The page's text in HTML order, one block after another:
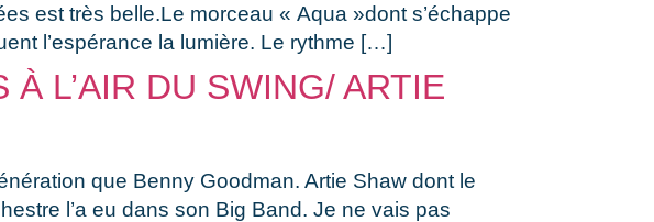
est très belle.Le morceau « Aqua »dont s’échappe
l’espérance la lumière. Le rythme […]
L’AIR DU SWING/ ARTIE
que Benny Goodman. Artie Shaw dont le
l’a eu dans son Big Band. Je ne vais pas